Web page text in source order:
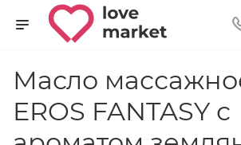
Масло
EROS FANTASY с